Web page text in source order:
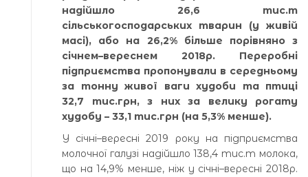
надійшло 26,6 тис.т
сільськогосподарських тварин (у живій
масі), або на 26,2% більше порівняно з
січнем–вереснем 2018р. Переробні
підприємства пропонували в середньому
за тонну живої ваги худоби та птиці
32,7 тис.грн, з них за велику рогату
худобу – 33,1 тис.грн (на 5,3% менше).
У січні–вересні 2019 року на підприємства
молочної галузі надійшло 138,4 тис.т молока,
що на 14,9% менше, ніж у січні–вересні 2018р.